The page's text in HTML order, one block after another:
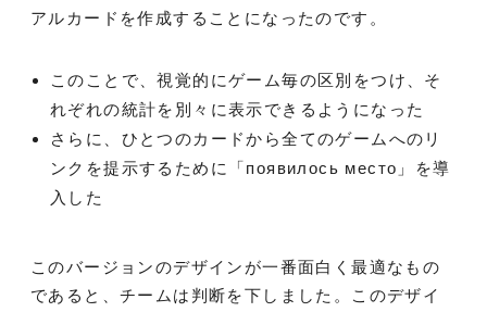
アルカードを作成することになったのです。
このことで、視覚的にゲーム毎の区別をつけ、そ
れぞれの統計を別々に表示できるようになった
さらに、ひとつのカードから全てのゲームへのリ
ンクを提示するために「появилось место」を導
入した
このバージョンのデザインが一番面白く最適なもの
であると、チームは判断を下しました。このデザイ